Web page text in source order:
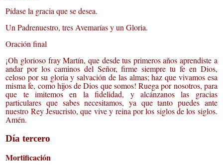
Pídase la gracia que se desea.
Un Padrenuestro, tres Avemarías y un Gloria.
Oración final
¡Oh glorioso fray Martín, que desde tus primeros años aprendiste a
andar por los caminos del Señor, firme siempre tu fe en Dios,
celoso por su gloria y salvación de las almas; haz que vivamos esa
misma fe, como hijos de Dios que somos! Ruega por nosotros, para
que te imitemos en la fidelidad, y alcánzanos las gracias
particulares que sabes necesitamos, ya que tanto puedes ante
nuestro Rey Jesucristo, que vive y reina por los siglos de los siglos.
Amén.
Día tercero
Mortificación